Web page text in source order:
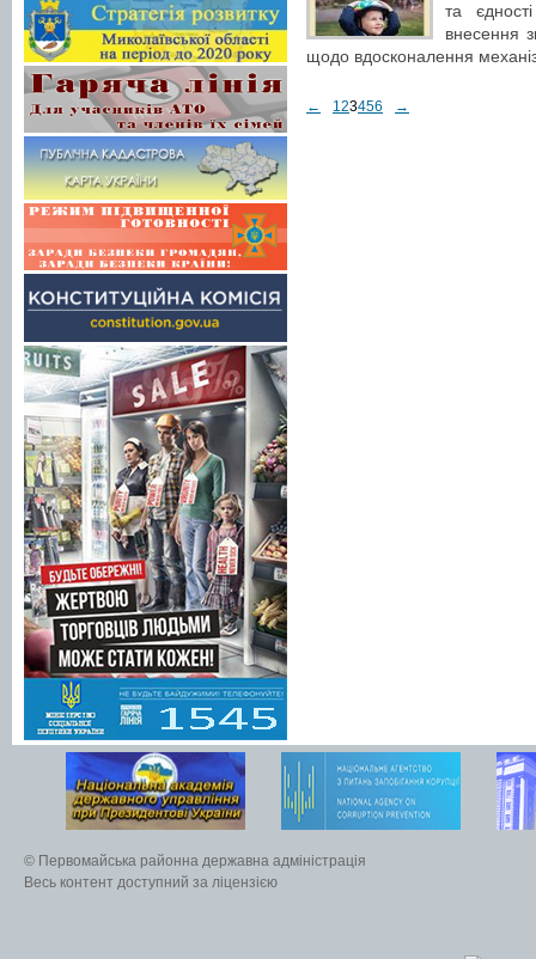
та
внесення
щодо вдосконалення
← 123456 →
© Первомайська районна державна адміністрація
Весь контент доступний за ліцензією